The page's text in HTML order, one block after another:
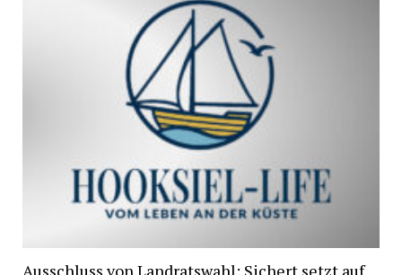
Ausschluss von Landratswahl: Sichert setzt auf